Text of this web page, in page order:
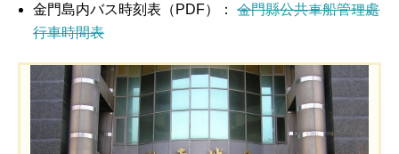
金門島内バス時刻表（PDF）：金門縣公共車船管理處
行車時間表